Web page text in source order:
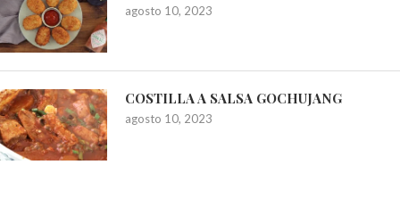
agosto 10, 2023
COSTILLA A SALSA GOCHUJANG
agosto 10, 2023